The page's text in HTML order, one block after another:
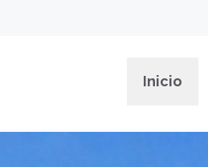
Inicio